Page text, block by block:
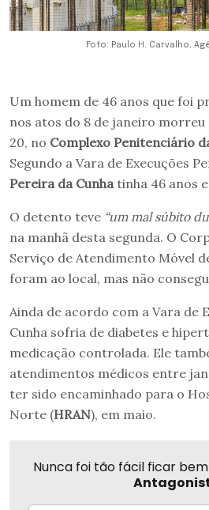
Foto: Paulo H. Carvalho,
Um homem de 46 anos que foi
nos atos do 8 de janeiro
20, no Complexo Penitenciário
Segundo a Vara de Execuções
Pereira da Cunha tinha 46 anos
O detento teve “um mal súbito
na manhã desta segunda. O
Serviço de Atendimento Móvel
foram ao local, mas não
Ainda de acordo com a Vara de
Cunha sofria de diabetes e
medicação controlada. Ele
atendimentos médicos entre
ter sido encaminhado para o
Norte (HRAN), em maio.
Nunca foi tão fácil ficar